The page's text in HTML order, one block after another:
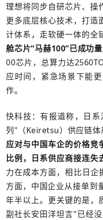
理想将同步自研芯片、操
更多底层核心技术，打造
计体系，走软硬一体的全
舱芯片“马赫100”已成功量
00芯片，总算力达
应时间，紧急场景下能
作。
快科技：有报道称，日
列"（Keiretsu）供应链体
应对与中国车企的价格竞
比例，日系供应商接连失
力在成本方面，相比日企
方面，中国企业从接单到
年半以上。更关键的是，
副社长安田洋坦言"已经